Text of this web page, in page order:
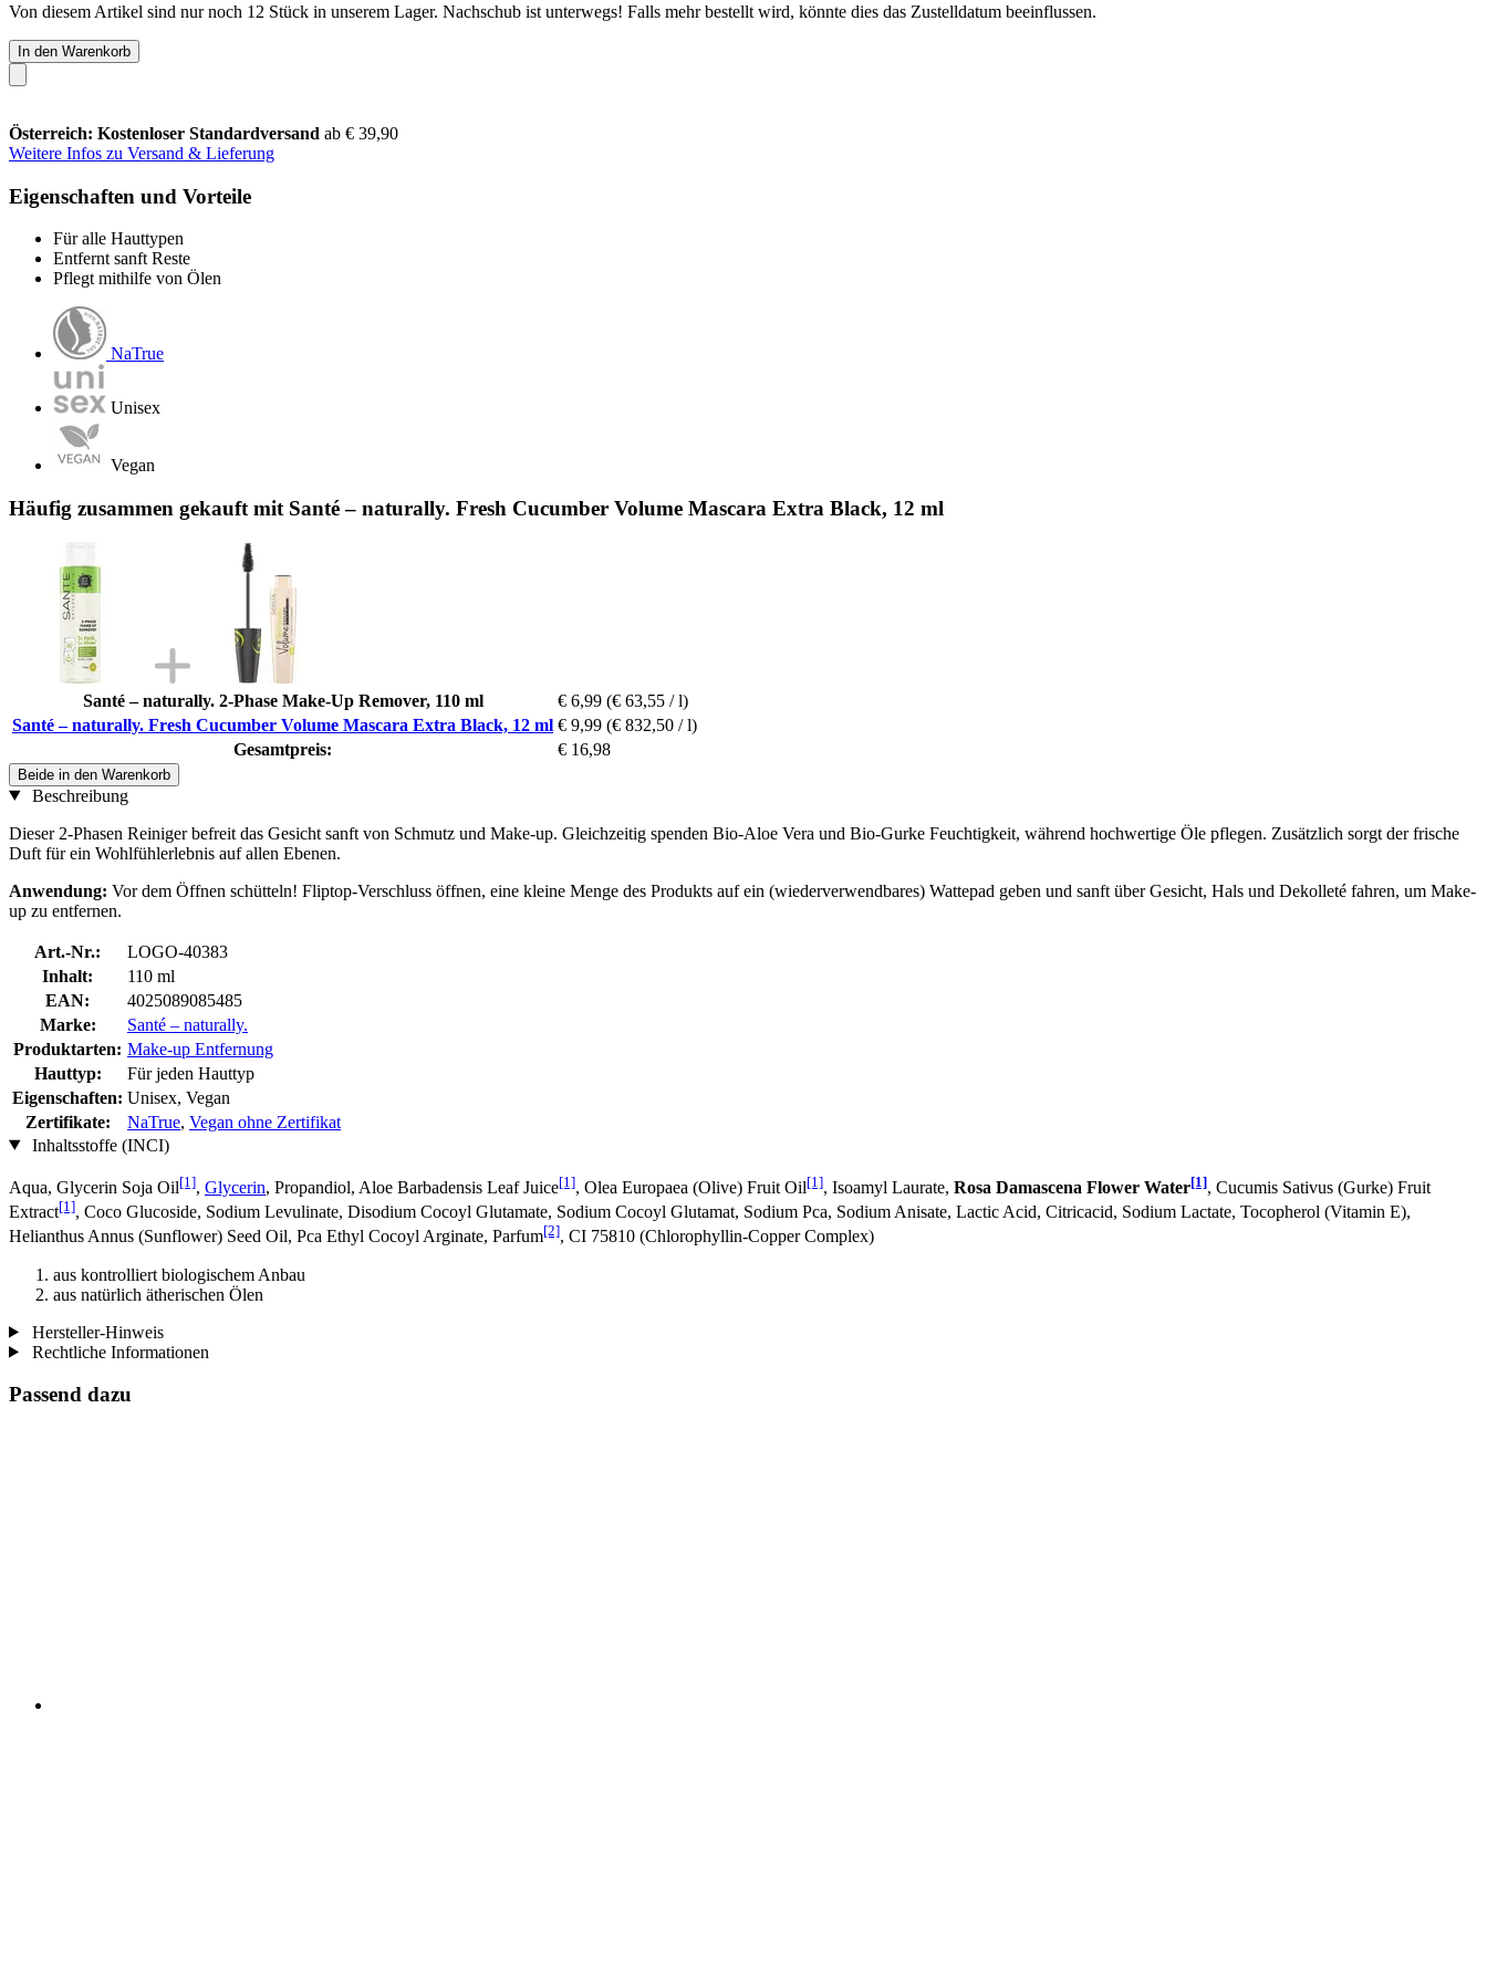
Von diesem Artikel sind nur noch 12 Stück in unserem Lager. Nachschub ist unterwegs! Falls mehr bestellt wird, könnte dies das Zustelldatum beeinflussen.
In den Warenkorb
Österreich: Kostenloser Standardversand ab € 39,90
Weitere Infos zu Versand & Lieferung
Eigenschaften und Vorteile
Für alle Hauttypen
Entfernt sanft Reste
Pflegt mithilfe von Ölen
NaTrue
Unisex
Vegan
Häufig zusammen gekauft mit Santé – naturally. Fresh Cucumber Volume Mascara Extra Black, 12 ml
Santé – naturally. 2-Phase Make-Up Remover, 110 ml € 6,99 (€ 63,55 / l)
Santé – naturally. Fresh Cucumber Volume Mascara Extra Black, 12 ml € 9,99 (€ 832,50 / l)
Gesamtpreis:
€ 16,98
Beide in den Warenkorb
Beschreibung
Dieser 2-Phasen Reiniger befreit das Gesicht sanft von Schmutz und Make-up. Gleichzeitig spenden Bio-Aloe Vera und Bio-Gurke Feuchtigkeit, während hochwertige Öle pflegen. Zusätzlich sorgt der frische
Duft für ein Wohlfühlerlebnis auf allen Ebenen.
Anwendung: Vor dem Öffnen schütteln! Fliptop-Verschluss öffnen, eine kleine Menge des Produkts auf ein (wiederverwendbares) Wattepad geben und sanft über Gesicht, Hals und Dekolleté fahren, um Make-
up zu entfernen.
Art.-Nr.:
LOGO-40383
Inhalt:
110 ml
EAN:
4025089085485
Marke:
Santé – naturally.
Produktarten: Make-up Entfernung
Hauttyp:
Für jeden Hauttyp
Eigenschaften: Unisex, Vegan
Zertifikate:
NaTrue, Vegan ohne Zertifikat
Inhaltsstoffe (INCI)
Aqua, Glycerin Soja Oil[1], Glycerin, Propandiol, Aloe Barbadensis Leaf Juice[1], Olea Europaea (Olive) Fruit Oil[1], Isoamyl Laurate, Rosa Damascena Flower Water[1], Cucumis Sativus (Gurke) Fruit
Extract[1], Coco Glucoside, Sodium Levulinate, Disodium Cocoyl Glutamate, Sodium Cocoyl Glutamat, Sodium Pca, Sodium Anisate, Lactic Acid, Citricacid, Sodium Lactate, Tocopherol (Vitamin E),
Helianthus Annus (Sunflower) Seed Oil, Pca Ethyl Cocoyl Arginate, Parfum[2], CI 75810 (Chlorophyllin-Copper Complex)
aus kontrolliert biologischem Anbau
aus natürlich ätherischen Ölen
Hersteller-Hinweis
Rechtliche Informationen
Passend dazu